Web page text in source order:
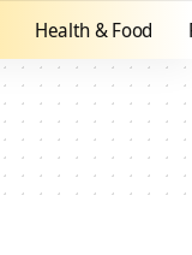
Health & Food